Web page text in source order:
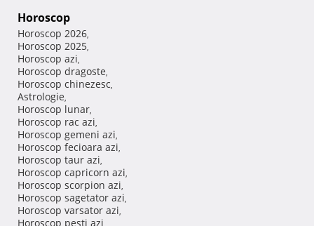
Horoscop
Horoscop 2026,
Horoscop 2025,
Horoscop azi,
Horoscop dragoste,
Horoscop chinezesc,
Astrologie,
Horoscop lunar,
Horoscop rac azi,
Horoscop gemeni azi,
Horoscop fecioara azi,
Horoscop taur azi,
Horoscop capricorn azi,
Horoscop scorpion azi,
Horoscop sagetator azi,
Horoscop varsator azi,
Horoscop pesti azi